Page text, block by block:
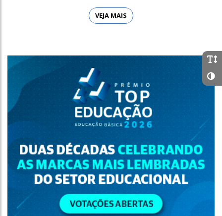
VEJA MAIS